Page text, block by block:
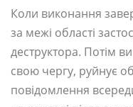
Коли виконання
за межі області
деструктора. Потім
свою чергу, руйнує
повідомлення